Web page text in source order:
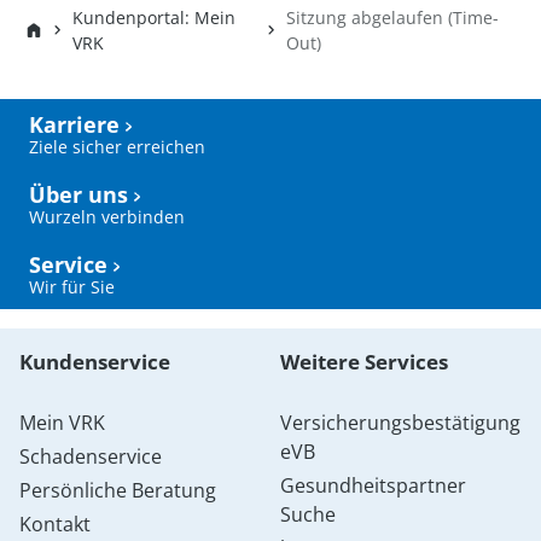
Kundenportal: Mein
VRK
Sitzung abgelaufen (Time-
Out)
Karriere
Ziele sicher erreichen
Über uns
Wurzeln verbinden
Service
Wir für Sie
Kundenservice
Mein VRK
Schadenservice
Persönliche Beratung
Kontakt
Weitere Services
Versicherungsbestätigung
eVB
Gesundheitspartner
Suche